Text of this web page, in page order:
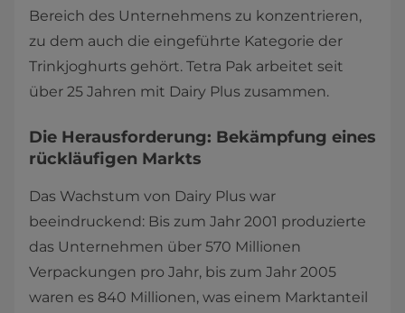
Bereich des Unternehmens zu konzentrieren,
zu dem auch die eingeführte Kategorie der
Trinkjoghurts gehört. Tetra Pak arbeitet seit
über 25 Jahren mit Dairy Plus zusammen.
Die Herausforderung: Bekämpfung eines
rückläufigen Markts
Das Wachstum von Dairy Plus war
beeindruckend: Bis zum Jahr 2001 produzierte
das Unternehmen über 570 Millionen
Verpackungen pro Jahr, bis zum Jahr 2005
waren es 840 Millionen, was einem Marktanteil